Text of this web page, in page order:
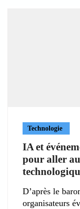
Technologie
IA et
pour aller
D’après le
organisateurs